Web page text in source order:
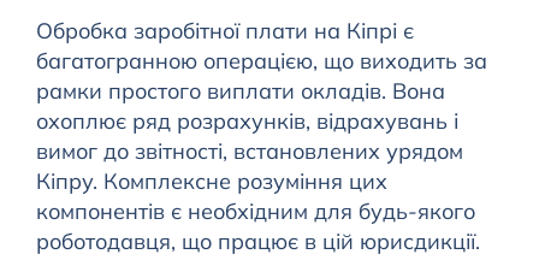
Обробка заробітної плати на Кіпрі є
багатогранною операцією, що виходить за
рамки простого виплати окладів. Вона
охоплює ряд розрахунків, відрахувань і
вимог до звітності, встановлених урядом
Кіпру. Комплексне розуміння цих
компонентів є необхідним для будь-якого
роботодавця, що працює в цій юрисдикції.